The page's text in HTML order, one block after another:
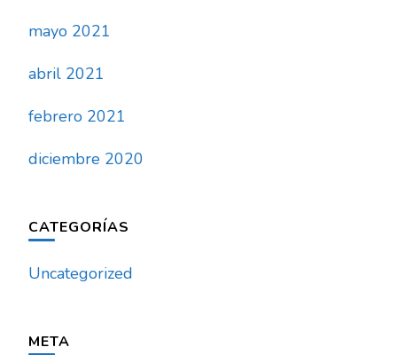
mayo 2021
abril 2021
febrero 2021
diciembre 2020
CATEGORÍAS
Uncategorized
META